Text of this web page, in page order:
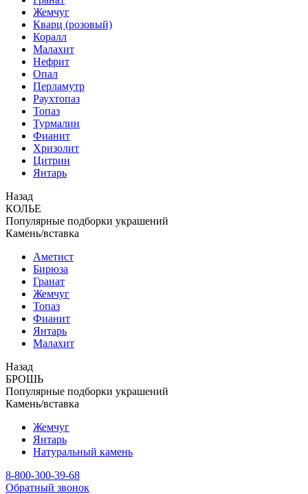
Жемчуг
Кварц (розовый)
Коралл
Малахит
Нефрит
Опал
Перламутр
Раухтопаз
Топаз
Турмалин
Фианит
Хризолит
Цитрин
Янтарь
Назад
КОЛЬЕ
Популярные подборки украшений
Камень/вставка
Аметист
Бирюза
Гранат
Жемчуг
Топаз
Фианит
Янтарь
Малахит
Назад
БРОШЬ
Популярные подборки украшений
Камень/вставка
Жемчуг
Янтарь
Натуральный камень
8-800-300-39-68
Обратный звонок